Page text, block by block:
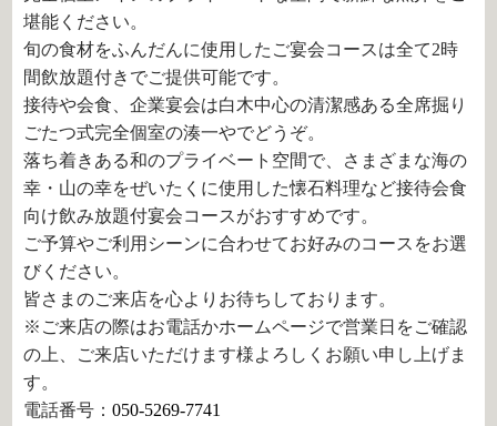
堪能ください。
旬の食材をふんだんに使用したご宴会コースは全て2時
間飲放題付きでご提供可能です。
接待や会食、企業宴会は白木中心の清潔感ある全席掘り
ごたつ式完全個室の湊一やでどうぞ。
落ち着きある和のプライベート空間で、さまざまな海の
幸・山の幸をぜいたくに使用した懐石料理など接待会食
向け飲み放題付宴会コースがおすすめです。
ご予算やご利用シーンに合わせてお好みのコースをお選
びください。
皆さまのご来店を心よりお待ちしております。
※ご来店の際はお電話かホームページで営業日をご確認
の上、ご来店いただけます様よろしくお願い申し上げま
す。
電話番号：050-5269-7741